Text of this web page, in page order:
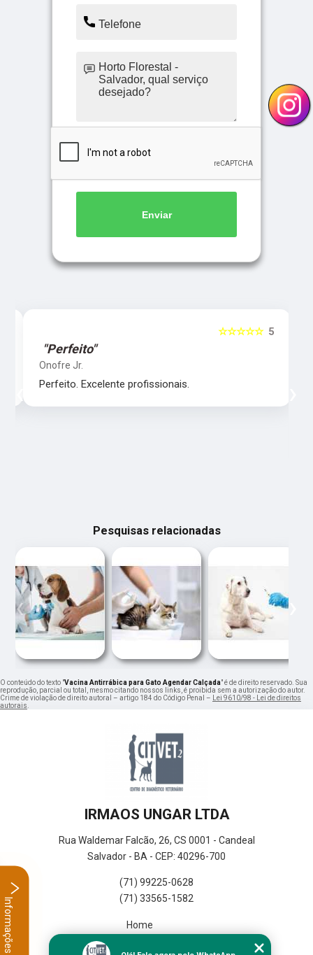
Enviar
5
☆☆☆☆☆
"Perfeito"
Onofre Jr.
Perfeito. Excelente profissionais.
‹
Pesquisas relacionadas
‹ ›
O conteúdo do texto "Vacina Antirrábica para Gato Agendar Calçada" é de direito reservado. Sua
reprodução, parcial ou total, mesmo citando nossos links, é proibida sem a autorização do autor.
Crime de violação de direito autoral – artigo 184 do Código Penal – Lei 9610/98 - Lei de direitos
autorais.
IRMAOS UNGAR LTDA
Rua Waldemar Falcão, 26, CS 0001 - Candeal
Salvador - BA - CEP: 40296-700
(71) 99225-0628
(71) 33565-1582
Home
Informações